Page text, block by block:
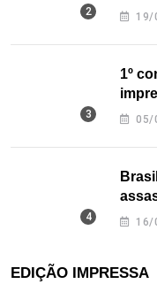
nos19/
1º
05/
16/
EDIÇÃO IMPRESSA